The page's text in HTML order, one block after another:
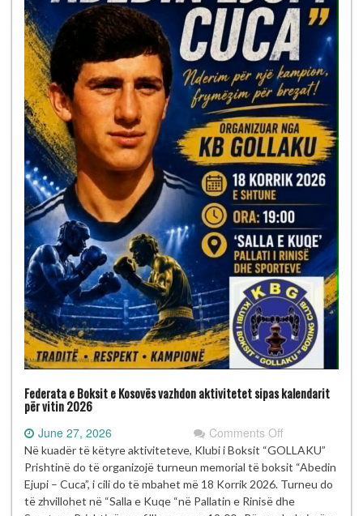
Federata e Boksit e Kosovës vazhdon aktivitetet sipas kalendarit
për vitin 2026
June 27, 2026 Comments Offon
Federata
e
Boksit
e
Në kuadër të këtyre aktiviteteve, Klubi i Boksit “GOLLAKU”
Prishtinë do të organizojë turneun memorial të boksit “Abedin
Ejupi – Cuca”, i cili do të mbahet më 18 Korrik 2026. Turneu do
të zhvillohet në “Salla e Kuqe “në Pallatin e Rinisë dhe